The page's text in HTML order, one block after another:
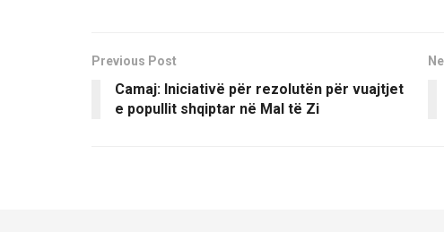
Previous Post
Camaj: Iniciativë për rezolutën për vuajtjet
e popullit shqiptar në Mal të Zi